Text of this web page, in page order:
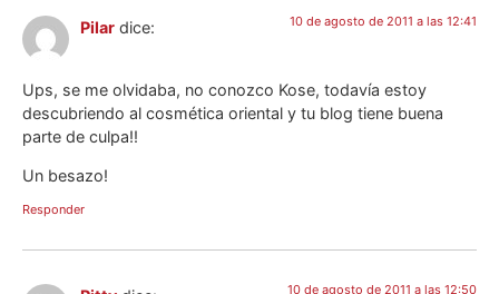
Pilar dice: 10 de agosto de 2011 a las 12:41
Ups, se me olvidaba, no conozco Kose, todavía estoy
descubriendo al cosmética oriental y tu blog tiene buena
parte de culpa!!
Un besazo!
Responder
10 de agosto de 2011 a las 12:50